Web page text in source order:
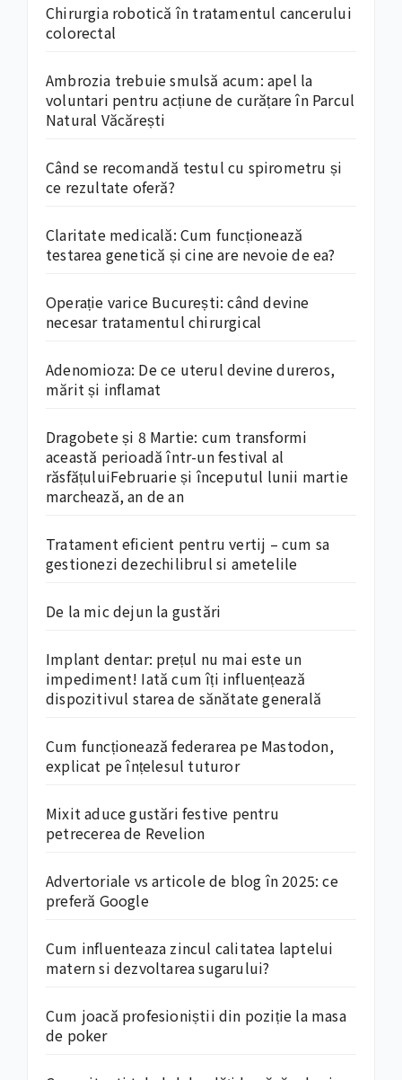
Chirurgia robotică în tratamentul cancerului
colorectal
Ambrozia trebuie smulsă acum: apel la
voluntari pentru acțiune de curățare în Parcul
Natural Văcărești
Când se recomandă testul cu spirometru și
ce rezultate oferă?
Claritate medicală: Cum funcționează
testarea genetică și cine are nevoie de ea?
Operație varice București: când devine
necesar tratamentul chirurgical
Adenomioza: De ce uterul devine dureros,
mărit și inflamat
Dragobete și 8 Martie: cum transformi
această perioadă într-un festival al
răsfățuluiFebruarie și începutul lunii martie
marchează, an de an
Tratament eficient pentru vertij – cum sa
gestionezi dezechilibrul si ametelile
De la mic dejun la gustări
Implant dentar: prețul nu mai este un
impediment! Iată cum îți influențează
dispozitivul starea de sănătate generală
Cum funcționează federarea pe Mastodon,
explicat pe înțelesul tuturor
Mixit aduce gustări festive pentru
petrecerea de Revelion
Advertoriale vs articole de blog în 2025: ce
preferă Google
Cum influenteaza zincul calitatea laptelui
matern si dezvoltarea sugarului?
Cum joacă profesioniștii din poziție la masa
de poker